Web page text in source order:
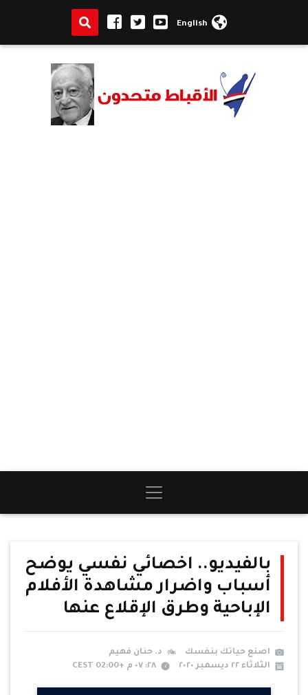
English
بالفيديو.. اخصائي نفسي يوضح
أسباب واضرار مشاهدة الأفلام
الإباحية وطرق الإقلاع عنها
اصنع حياتك بنفسك
د. حنان فهيم
الثلاثاء ٢٢ ديسمبر ٢٠٢٠
٢٨: ٠٧ م +02:00 CEST